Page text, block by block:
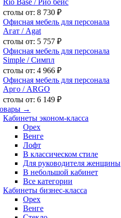
столы от: 8 730 ₽
Офисная мебель для персонала
Агат / Agat
столы от: 5 757 ₽
Офисная мебель для персонала
Simple / Симпл
столы от: 4 966 ₽
Офисная мебель для персонала
Арго / ARGO
столы от: 6 149 ₽
→
Кабинеты эконом-класса
Орех
Венге
Лофт
В классическом стиле
Для руководителя женщины
В небольшой кабинет
Все категории
Кабинеты бизнес-класса
Орех
Венге